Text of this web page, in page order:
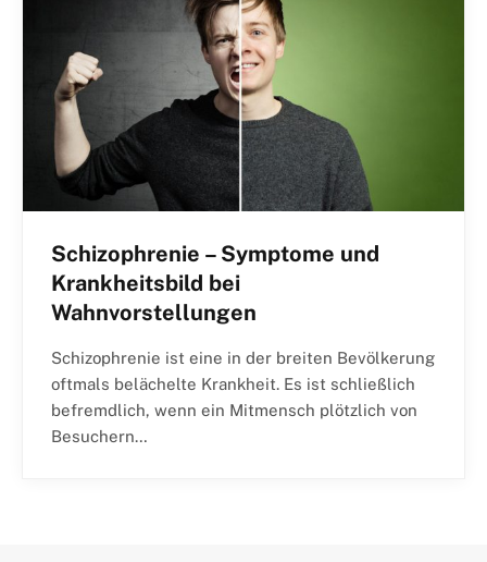
Schizophrenie – Symptome und
Krankheitsbild bei
Wahnvorstellungen
Schizophrenie ist eine in der breiten Bevölkerung
oftmals belächelte Krankheit. Es ist schließlich
befremdlich, wenn ein Mitmensch plötzlich von
Besuchern…